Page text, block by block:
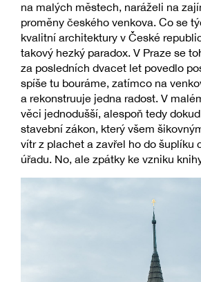
na malých městech, naráželi na
proměny českého venkova. Co se
kvalitní architektury v České
takový hezký paradox. V Praze se
za posledních dvacet let povedlo
spíše tu bouráme, zatímco na
a rekonstruuje jedna radost. V
věci jednodušší, alespoň tedy
stavební zákon, který všem
vítr z plachet a zavřel ho do šuplíku
úřadu. No, ale zpátky ke vzniku